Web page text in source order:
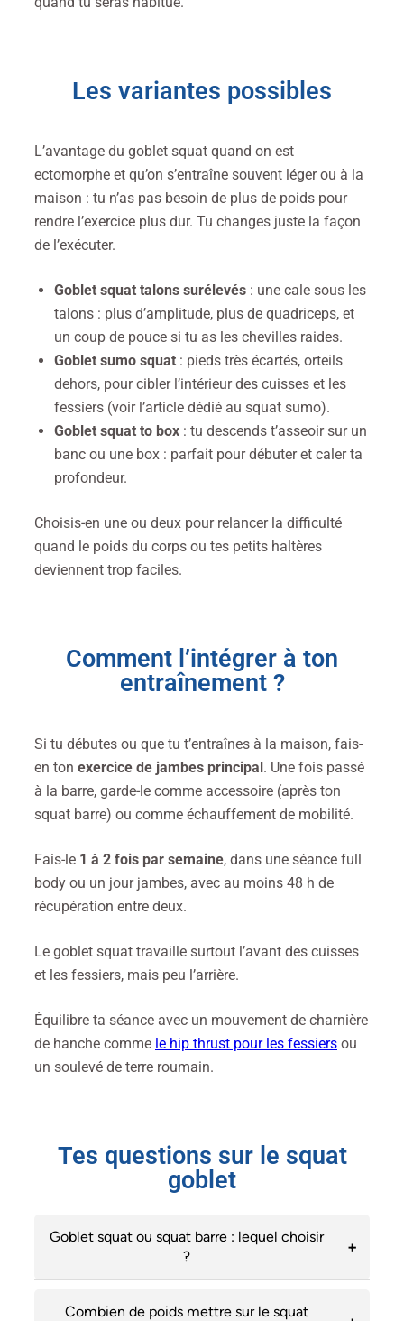
Les variantes possibles
L’avantage du goblet squat quand on est
ectomorphe et qu’on s’entraîne souvent léger ou à la
maison : tu n’as pas besoin de plus de poids pour
rendre l’exercice plus dur. Tu changes juste la façon
de l’exécuter.
Goblet squat talons surélevés : une cale sous les
talons : plus d’amplitude, plus de quadriceps, et
un coup de pouce si tu as les chevilles raides.
Goblet sumo squat : pieds très écartés, orteils
dehors, pour cibler l’intérieur des cuisses et les
fessiers (voir l’article dédié au squat sumo).
Goblet squat to box : tu descends t’asseoir sur un
banc ou une box : parfait pour débuter et caler ta
profondeur.
Choisis-en une ou deux pour relancer la difficulté
quand le poids du corps ou tes petits haltères
deviennent trop faciles.
Comment l’intégrer à ton
entraînement ?
Si tu débutes ou que tu t’entraînes à la maison, fais-
en ton exercice de jambes principal. Une fois passé
à la barre, garde-le comme accessoire (après ton
squat barre) ou comme échauffement de mobilité.
Fais-le 1 à 2 fois par semaine, dans une séance full
body ou un jour jambes, avec au moins 48 h de
récupération entre deux.
Le goblet squat travaille surtout l’avant des cuisses
et les fessiers, mais peu l’arrière.
Équilibre ta séance avec un mouvement de charnière
de hanche comme le hip thrust pour les fessiers ou
un soulevé de terre roumain.
Tes questions sur le squat
goblet
Goblet squat ou squat barre : lequel choisir
?
Combien de poids mettre sur le squat